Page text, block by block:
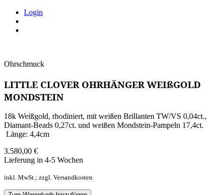
Login
Ohrschmuck
LITTLE CLOVER OHRHÄNGER WEIßGOLD
MONDSTEIN
18k Weißgold, rhodiniert, mit weißen Brillanten TW/VS 0,04ct.,
Diamant-Beads 0,27ct. und weißen Mondstein-Pampeln 17,4ct.
Länge: 4,4cm
3.580,00 €
Lieferung in 4-5 Wochen
inkl. MwSt.; zzgl. Versandkosten